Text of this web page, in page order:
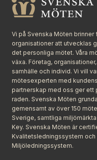
Vi på Svenska Möten
organisationer att utvecklas
det personliga mötet. Våra
växa. Företag,
samhälle och individ. Vi vill
mötesexperten med
partnerskap med oss ger ett
raden. Svenska Möten
gemensamt av över 150
Sverige, samtliga
Key. Svenska Möten är
Kvalitetsledningssystem och
Miljöledningssystem.